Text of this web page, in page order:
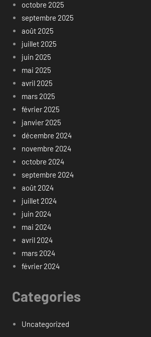
octobre 2025
septembre 2025
août 2025
juillet 2025
juin 2025
mai 2025
avril 2025
mars 2025
février 2025
janvier 2025
décembre 2024
novembre 2024
octobre 2024
septembre 2024
août 2024
juillet 2024
juin 2024
mai 2024
avril 2024
mars 2024
février 2024
Categories
Uncategorized